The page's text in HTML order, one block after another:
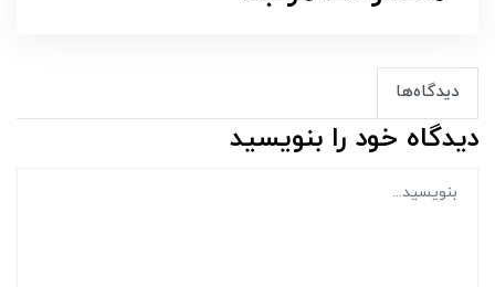
دیدگاه‌ها
دیدگاه خود را بنویسید